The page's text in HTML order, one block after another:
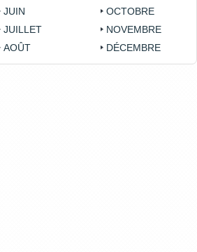
JUIN
JUILLET
AOÛT
OCTOBRE
NOVEMBRE
DÉCEMBRE